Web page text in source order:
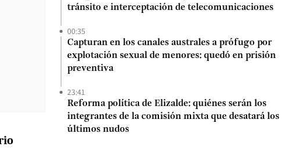
tránsito e interceptación de telecomunicaciones
00:35
Capturan en los canales australes a prófugo por
explotación sexual de menores: quedó en prisión
preventiva
23:41
Reforma política de Elizalde: quiénes serán los
integrantes de la comisión mixta que desatará los
últimos nudos